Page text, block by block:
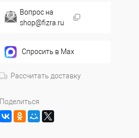
Вопрос на
shop@fizra.ru
Спросить в Max
Рассчитать доставку
Поделиться